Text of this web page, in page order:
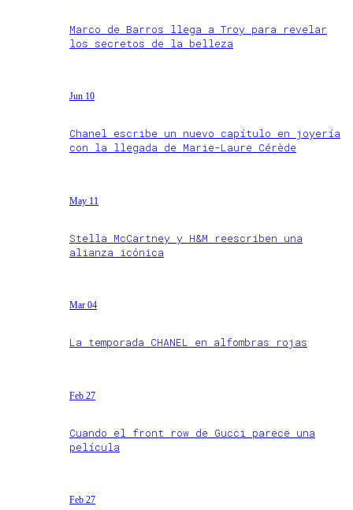
Marco de Barros llega a Troy para revelar
los secretos de la belleza
Jun 10
Chanel escribe un nuevo capítulo en joyería
con la llegada de Marie-Laure Cérède
May 11
Stella McCartney y H&M reescriben una
alianza icónica
Mar 04
La temporada CHANEL en alfombras rojas
Feb 27
Cuando el front row de Gucci parece una
película
Feb 27